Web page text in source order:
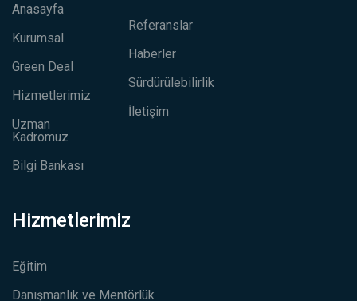
Anasayfa
Kurumsal
Green Deal
Hizmetlerimiz
Uzman
Kadromuz
Bilgi Bankası
Referanslar
Haberler
Sürdürülebilirlik
İletişim
Hizmetlerimiz
Eğitim
Danışmanlık ve Mentörlük